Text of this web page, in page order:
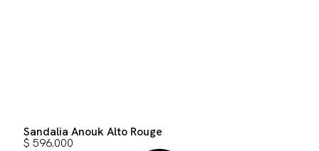
Sandalia Anouk Alto Rouge
$ 596.000